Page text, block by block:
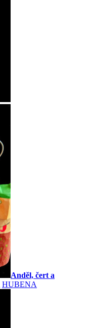
Anděl, čert a
HUBENA